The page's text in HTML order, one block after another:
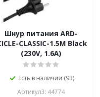
Шнур питания ARD-
CLASSIC-1.5M Black
(230V, 1.6A)
Есть в наличии (93)
Артикул3: 44774